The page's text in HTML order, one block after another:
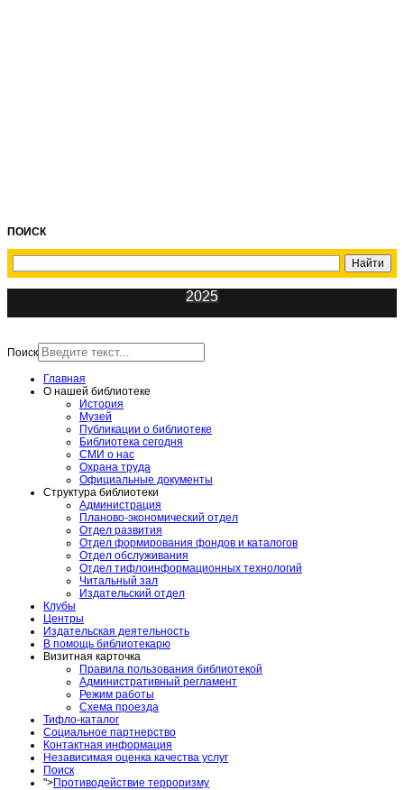
ПОИСК
2025
Поиск
Главная
О нашей библиотеке
История
Музей
Публикации о библиотеке
Библиотека сегодня
СМИ о нас
Охрана труда
Официальные документы
Структура библиотеки
Администрация
Планово-экономический отдел
Отдел развития
Отдел формирования фондов и каталогов
Отдел обслуживания
Отдел тифлоинформационных технологий
Читальный зал
Издательский отдел
Клубы
Центры
Издательская деятельность
В помощь библиотекарю
Визитная карточка
Правила пользования библиотекой
Административный регламент
Режим работы
Схема проезда
Тифло-каталог
Социальное партнерство
Контактная информация
Независимая оценка качества услуг
Поиск
">Противодействие терроризму